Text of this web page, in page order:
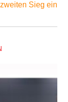
Sieg ein